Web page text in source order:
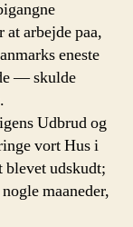
arbejde paa,
eneste
— skulde
Udbrud og
vort Hus i
blevet udskudt;
maaneder,